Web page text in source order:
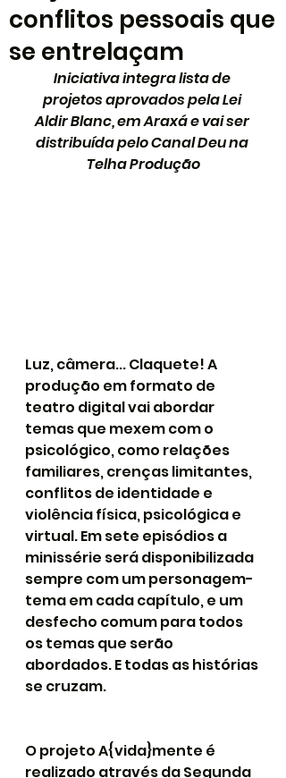
conflitos pessoais que
se entrelaçam
Iniciativa integra lista de
projetos aprovados pela Lei
Aldir Blanc, em Araxá e vai ser
distribuída pelo Canal Deu na
Telha Produção
Luz, câmera... Claquete! A
produção em formato de
teatro digital vai abordar
temas que mexem com o
psicológico, como relações
familiares, crenças limitantes,
conflitos de identidade e
violência física, psicológica e
virtual. Em sete episódios a
minissérie será disponibilizada
sempre com um personagem-
tema em cada capítulo, e um
desfecho comum para todos
os temas que serão
abordados. E todas as histórias
se cruzam.
O projeto A{vida}mente é
realizado através da Segunda